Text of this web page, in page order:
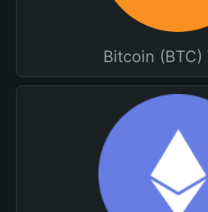
Bitcoin (BTC)